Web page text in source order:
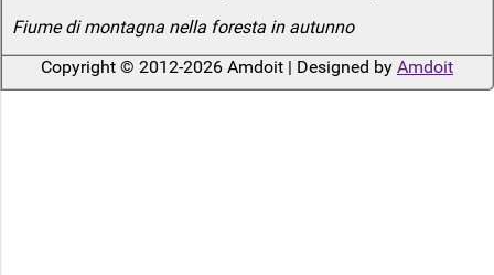
Fiume di montagna nella foresta in autunno
Copyright © 2012-2026 Amdoit | Designed by Amdoit